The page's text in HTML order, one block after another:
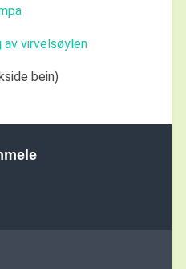
av virvelsøylen
bein)